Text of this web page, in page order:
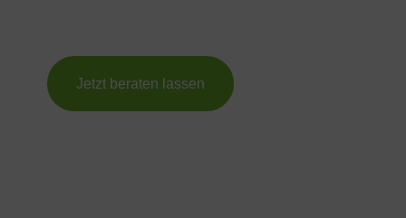
Jetzt beraten lassen